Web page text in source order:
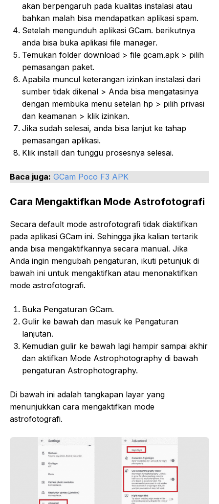
akan berpengaruh pada kualitas instalasi atau
bahkan malah bisa mendapatkan aplikasi spam.
Setelah mengunduh aplikasi GCam. berikutnya
anda bisa buka aplikasi file manager.
Temukan folder download > file gcam.apk > pilih
pemasangan paket.
Apabila muncul keterangan izinkan instalasi dari
sumber tidak dikenal > Anda bisa mengatasinya
dengan membuka menu setelan hp > pilih privasi
dan keamanan > klik izinkan.
Jika sudah selesai, anda bisa lanjut ke tahap
pemasangan aplikasi.
Klik install dan tunggu prosesnya selesai.
Baca juga: GCam Poco F3 APK
Cara Mengaktifkan Mode Astrofotografi
Secara default mode astrofotografi tidak diaktifkan
pada aplikasi GCam ini. Sehingga jika kalian tertarik
anda bisa mengaktifkannya secara manual. Jika
Anda ingin mengubah pengaturan, ikuti petunjuk di
bawah ini untuk mengaktifkan atau menonaktifkan
mode astrofotografi.
Buka Pengaturan GCam.
Gulir ke bawah dan masuk ke Pengaturan
lanjutan.
Kemudian gulir ke bawah lagi hampir sampai akhir
dan aktifkan Mode Astrophotography di bawah
pengaturan Astrophotography.
Di bawah ini adalah tangkapan layar yang
menunjukkan cara mengaktifkan mode
astrofotografi.